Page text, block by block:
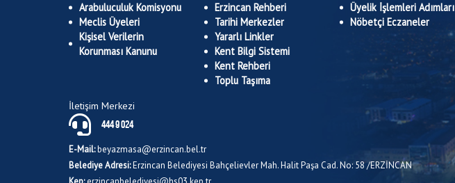
Arabuluculuk Komisyonu
Meclis Üyeleri
Kişisel Verilerin
Korunması Kanunu
Erzincan Rehberi
Tarihi Merkezler
Yararlı Linkler
Kent Bilgi Sistemi
Kent Rehberi
Toplu Taşıma
Üyelik İşlemleri Adımları
Nöbetçi Eczaneler
İletişim Merkezi
444 9 024
E-Mail:beyazmasa@erzincan.bel.tr
Belediye Adresi:Erzincan Belediyesi Bahçelievler Mah. Halit Paşa Cad. No: 58 /ERZİNCAN